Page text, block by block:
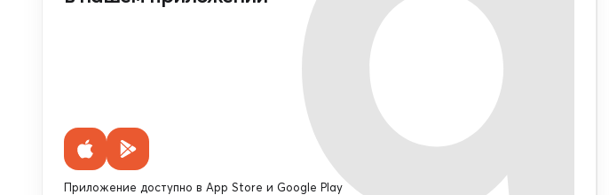
Приложение доступно в App Store и Google Play